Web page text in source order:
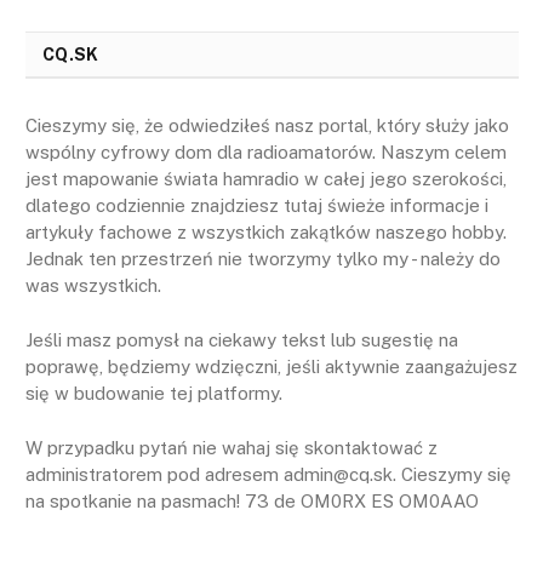
CQ.SK
Cieszymy się, że odwiedziłeś nasz portal, który służy jako
wspólny cyfrowy dom dla radioamatorów. Naszym celem
jest mapowanie świata hamradio w całej jego szerokości,
dlatego codziennie znajdziesz tutaj świeże informacje i
artykuły fachowe z wszystkich zakątków naszego hobby.
Jednak ten przestrzeń nie tworzymy tylko my - należy do
was wszystkich.
Jeśli masz pomysł na ciekawy tekst lub sugestię na
poprawę, będziemy wdzięczni, jeśli aktywnie zaangażujesz
się w budowanie tej platformy.
W przypadku pytań nie wahaj się skontaktować z
administratorem pod adresem admin@cq.sk. Cieszymy się
na spotkanie na pasmach! 73 de OM0RX ES OM0AAO